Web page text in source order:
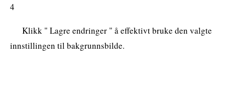
4
Klikk " Lagre endringer " å effektivt bruke den valgte
innstillingen til bakgrunnsbilde.